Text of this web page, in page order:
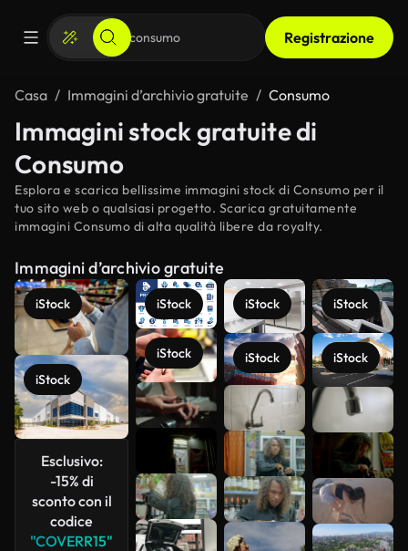
Registrazione
Casa Immagini d’archivio gratuite Consumo
Immagini stock gratuite di
Consumo
Esplora e scarica bellissime immagini stock di Consumo per il
tuo sito web o qualsiasi progetto. Scarica gratuitamente
immagini Consumo di alta qualità libere da royalty.
Immagini d’archivio gratuite
iStock
iStock
Esclusivo:
-15% di
sconto con il
codice
"COVERR15"
iStock
iStock
iStock
iStock
iStock
iStock
Scopri di
più